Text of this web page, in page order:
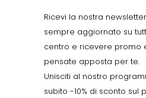
Ricevi la nostra
sempre aggiornato su
centro e ricevere promo
pensate apposta per te.
Unisciti al nostro
subito -10% di sconto sul